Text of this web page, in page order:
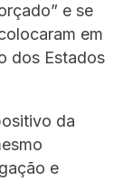
e se
em
dos Estados
da
e